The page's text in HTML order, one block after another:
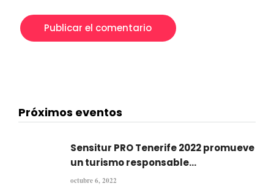
Próximos eventos
Sensitur PRO Tenerife 2022 promueve
un turismo responsable...
octubre 6, 2022